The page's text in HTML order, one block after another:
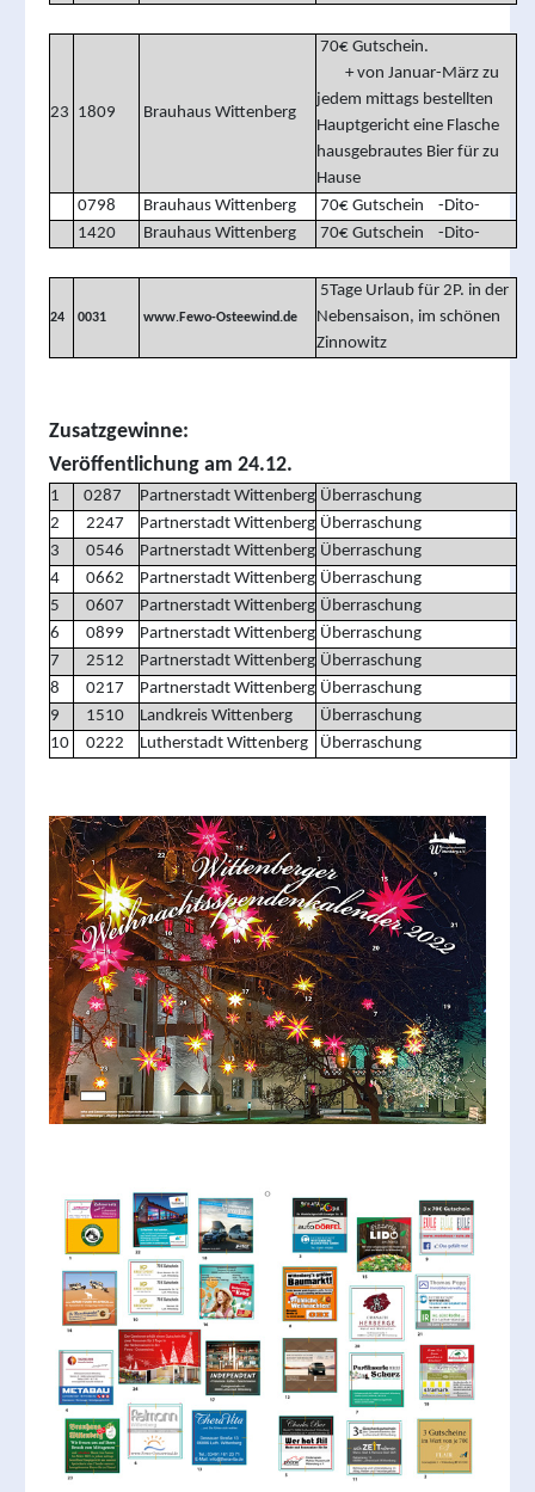
23 1809 Brauhaus Wittenberg
70€ Gutschein.
+ von Januar-März zu
jedem mittags bestellten
Hauptgericht eine Flasche
hausgebrautes Bier für zu
Hause
0798
Brauhaus Wittenberg
70€ Gutschein -Dito-
1420
Brauhaus Wittenberg 70€ Gutschein -Dito-
24 0031 www. Fewo-Osteewind.de
5Tage Urlaub für 2P. in der
Nebensaison, im schönen
Zinnowitz
Zusatzgewinne:
Veröffentlichung am 24.12.
1 0287 Partnerstadt Wittenberg Überraschung
2
2247 Partnerstadt Wittenberg Überraschung
3
0546 Partnerstadt Wittenberg Überraschung
4
0662 Partnerstadt Wittenberg Überraschung
5
0607 Partnerstadt Wittenberg Überraschung
6
0899 Partnerstadt Wittenberg Überraschung
7
2512 Partnerstadt Wittenberg Überraschung
8
0217 Partnerstadt Wittenberg Überraschung
9
1510 Landkreis Wittenberg
Überraschung
10
0222 Lutherstadt Wittenberg Überraschung